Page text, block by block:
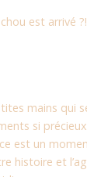
est arrivé ?!
mains qui
si
est un
histoire et